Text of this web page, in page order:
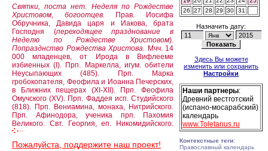
Святки, поста нет.
Неделя по Рождестве
Христовом, богоотцев.
Прав. Иосифа
Обручника, Давида царя и Иакова, брата
Господня (переходящее празднование в
Неделю по Рождестве Христовом).
Попразднство Рождества Христова. Мчч. 14
000 младенцев, от Ирода в Вифлееме
избиенных (I). Прп. Маркелла, игум. обители
Неусыпающих (485).
Прп. Марка
гробокопателя, Феофила и Иоанна Печерских,
в Ближних пещерах (XI-XII).
Прп. Феофила
Омучского (XV). Прп. Фаддея исп. Студийского
(818). Прп. Вениамина, монаха, Нитрийского.
Прп. Афинодора, ученика прп. Пахомия
Великого. Свт. Георгия, еп. Никомидийского.
Пожалуйста, поддержите наш проект!
26
27 28 29 30 31
Назначить дату:
Здесь Вы можете
изменить или сохранить
Настройки
Наши партнеры:
Древний вестготский
(испано-мосарабский)
календарь
www.Toletanus.ru
Контекстные теги:
Православный календарь